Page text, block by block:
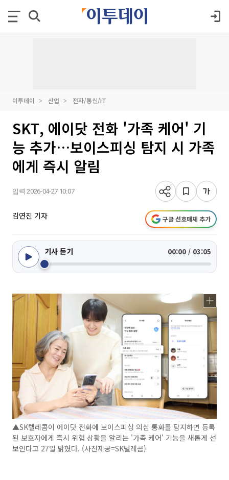
이투데이 산업 전자/통신/IT
SKT, 에이닷 전화 '가족 케어' 기
능 추가…보이스피싱 탐지 시 가족
에게 즉시 알림
입력 2026-04-27 10:07
김연진 기자 구글 선호매체 추가
기사 듣기 00:00 / 03:05
▲SK텔레콤이 에이닷 전화에 보이스피싱 의심 통화를 탐지하면 등록
된 보호자에게 즉시 위험 상황을 알리는 '가족 케어' 기능을 새롭게 선
보인다고 27일 밝혔다. (사진제공=SK텔레콤)